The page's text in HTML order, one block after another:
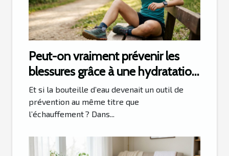
Peut-on vraiment prévenir les
blessures grâce à une hydratation
optimisée ?
Et si la bouteille d’eau devenait un outil de
prévention au même titre que
l’échauffement ? Dans...